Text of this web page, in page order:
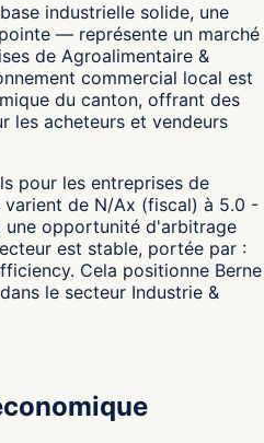
industrielle solide, une
— représente un marché
de Agroalimentaire &
commercial local est
du canton, offrant des
les acheteurs et vendeurs
pour les entreprises de
varient de N/Ax (fiscal) à 5.0 -
opportunité d'arbitrage
est stable, portée par :
Cela positionne Berne
le secteur Industrie &